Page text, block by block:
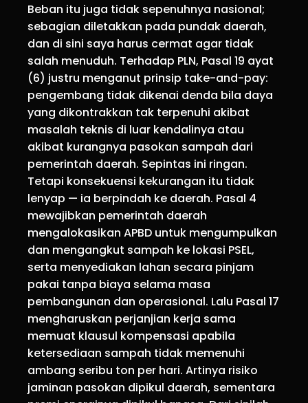
Beban itu juga tidak sepenuhnya nasional;
sebagian diletakkan pada pundak daerah,
dan di sini saya harus cermat agar tidak
salah menuduh. Terhadap PLN, Pasal 19 ayat
(6) justru menganut prinsip take-and-pay:
pengembang tidak dikenai denda bila daya
yang dikontrakkan tak terpenuhi akibat
masalah teknis di luar kendalinya atau
akibat kurangnya pasokan sampah dari
pemerintah daerah. Sepintas ini ringan.
Tetapi konsekuensi kekurangan itu tidak
lenyap — ia berpindah ke daerah. Pasal 4
mewajibkan pemerintah daerah
mengalokasikan APBD untuk mengumpulkan
dan mengangkut sampah ke lokasi PSEL,
serta menyediakan lahan secara pinjam
pakai tanpa biaya selama masa
pembangunan dan operasional. Lalu Pasal 17
mengharuskan perjanjian kerja sama
memuat klausul kompensasi apabila
ketersediaan sampah tidak memenuhi
ambang seribu ton per hari. Artinya risiko
jaminan pasokan dipikul daerah, sementara